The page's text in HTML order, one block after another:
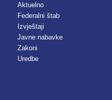
Aktuelno
Federalni štab
Izvještaji
Javne nabavke
Zakoni
Uredbe